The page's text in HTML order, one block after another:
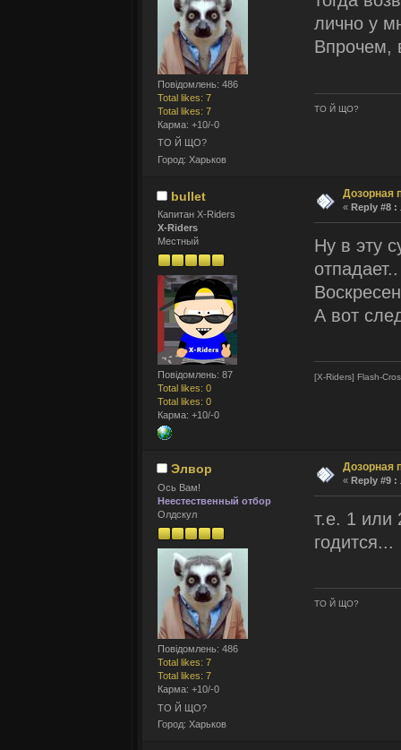
Повідомлень: 486
Total likes: 7
Total likes: 7
Карма: +10/-0
ТО Й ЩО?
Город: Харьков
лично у
Впрочем,
ТО Й ЩО?
bullet
Капитан X-Riders
X-Riders
Местный
Повідомлень: 87
Total likes: 0
Total likes: 0
Карма: +10/-0
Дозорная
« Reply #8 :
Ну в эту
отпадает..
А вот
[X-Riders] Flash-
Элвор
Ось Вам!
Неестественный отбор
Олдскул
Повідомлень: 486
Total likes: 7
Total likes: 7
Карма: +10/-0
ТО Й ЩО?
Город: Харьков
Дозорная
« Reply #9 :
т.е. 1 или
годится...
ТО Й ЩО?